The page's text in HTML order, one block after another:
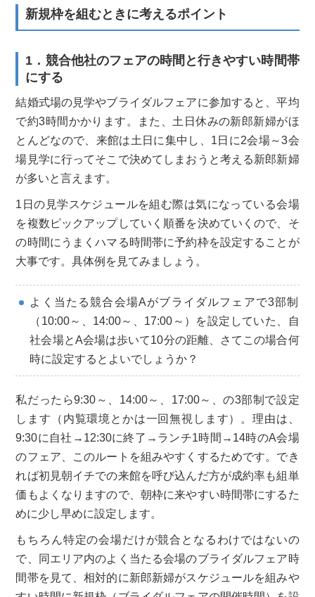
新規枠を組むときに考えるポイント
1．競合他社のフェアの時間と行きやすい時間帯
にする
結婚式場の見学やブライダルフェアに参加すると、平均
で約3時間かかります。また、土日休みの新郎新婦がほ
とんどなので、来館は土日に集中し、1日に2会場～3会
場見学に行ってそこで決めてしまおうと考える新郎新婦
が多いと言えます。
1日の見学スケジュールを組む際は気になっている会場
を複数ピックアップしていく順番を決めていくので、そ
の時間にうまくハマる時間帯に予約枠を設定することが
大事です。具体例を見てみましょう。
よく当たる競合会場Aがブライダルフェアで3部制
（10:00～、14:00～、17:00～）を設定していた、自
社会場とA会場は歩いて10分の距離、さてこの場合何
時に設定するとよいでしょうか？
私だったら9:30～、14:00～、17:00～、の3部制で設定
します（内覧環境とかは一回無視します）。理由は、
9:30に自社→12:30に終了→ランチ1時間→14時のA会場
のフェア、このルートを組みやすくするためです。でき
れば初見朝イチでの来館を呼び込んだ方が成約率も組単
価もよくなりますので、朝枠に来やすい時間帯にするた
めに少し早めに設定します。
もちろん特定の会場だけが競合となるわけではないの
で、同エリア内のよく当たる会場のブライダルフェア時
間帯を見て、相対的に新郎新婦がスケジュールを組みや